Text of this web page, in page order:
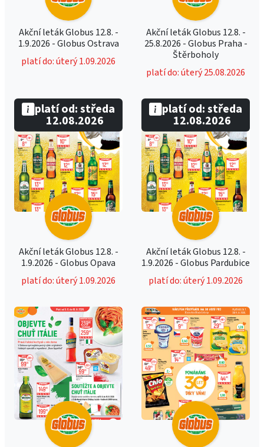
Akční leták Globus 12.8. -
1.9.2026 - Globus Ostrava
platí do: úterý 1.09.2026
Akční leták Globus 12.8. -
25.8.2026 - Globus Praha -
Štěrboholy
platí do: úterý 25.08.2026
Akční leták Globus 12.8. -
1.9.2026 - Globus Opava
platí do: úterý 1.09.2026
platí od: středa
12.08.2026
Akční leták Globus 12.8. -
1.9.2026 - Globus Pardubice
platí do: úterý 1.09.2026
platí od: středa
12.08.2026